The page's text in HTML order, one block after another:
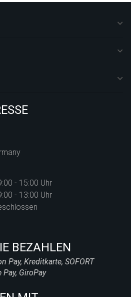
- 15:00 Uhr
- 13:00 Uhr
BEZAHLEN
Pay, Kreditkarte, SOFORT
Pay, GiroPay